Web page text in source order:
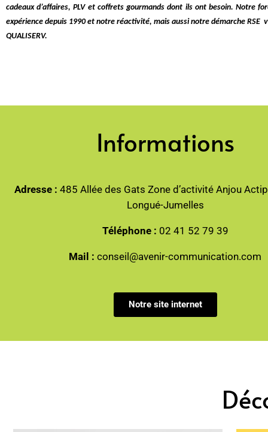
cadeaux d’affaires, PLV et coffrets gourmands dont ils ont besoin. Notre
expérience depuis 1990 et notre réactivité, mais aussi notre démarche RSE
QUALISERV.
Informations
Adresse : 485 Allée des Gats Zone d’activité Anjou
Longué-Jumelles
Téléphone : 02 41 52 79 39
Mail : conseil@avenir-communication.com
Notre site internet